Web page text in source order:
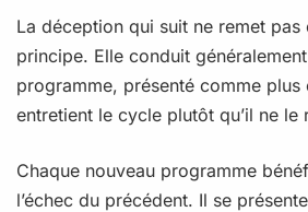
La déception qui suit ne remet pas
principe. Elle conduit
programme, présenté comme
entretient le cycle plutôt qu’il ne le
Chaque nouveau programme
l’échec du précédent. Il se